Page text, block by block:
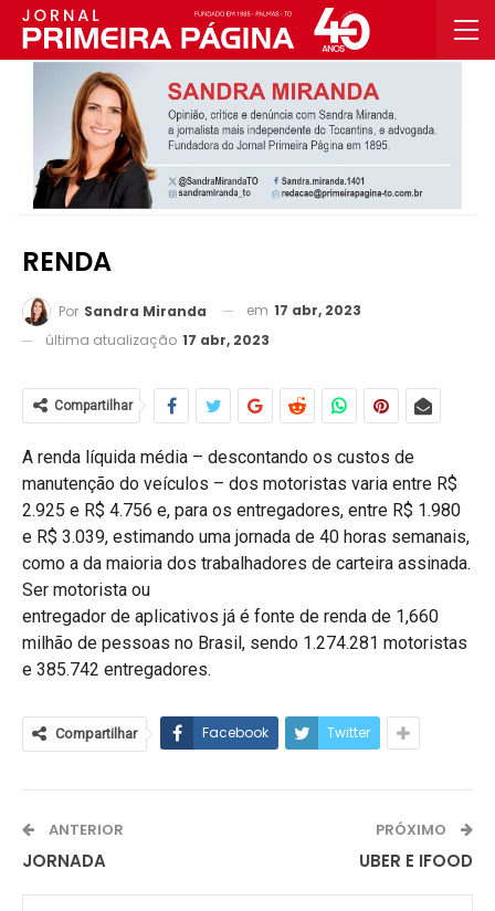
RENDA
Por Sandra Miranda em 17 abr, 2023
última atualização 17 abr, 2023
Compartilhar
A renda líquida média – descontando os custos de
manutenção do veículos – dos motoristas varia entre R$
2.925 e R$ 4.756 e, para os entregadores, entre R$ 1.980
e R$ 3.039, estimando uma jornada de 40 horas semanais,
como a da maioria dos trabalhadores de carteira assinada.
Ser motorista ou
entregador de aplicativos já é fonte de renda de 1,660
milhão de pessoas no Brasil, sendo 1.274.281 motoristas
e 385.742 entregadores.
Compartilhar Facebook Twitter
ANTERIOR
JORNADA
PRÓXIMO
UBER E IFOOD